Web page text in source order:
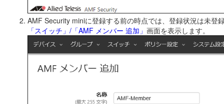
AMF Security miniに登録する前の時点では、登録状況は未登
「スイッチ」/「AMF メンバー 追加」 画面を表示します。